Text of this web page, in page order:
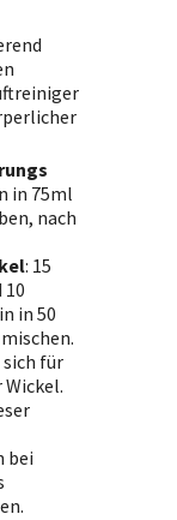
in 75ml
nach
: 15
in 50
sich für
bei